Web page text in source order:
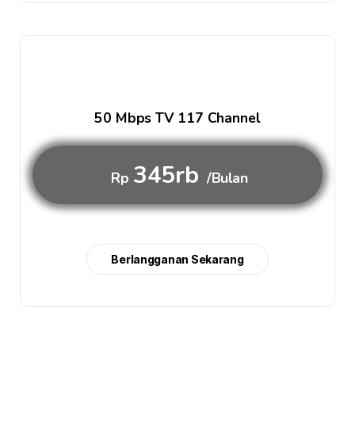
50 Mbps TV 117 Channel
Rp 345rb /Bulan
Berlangganan Sekarang